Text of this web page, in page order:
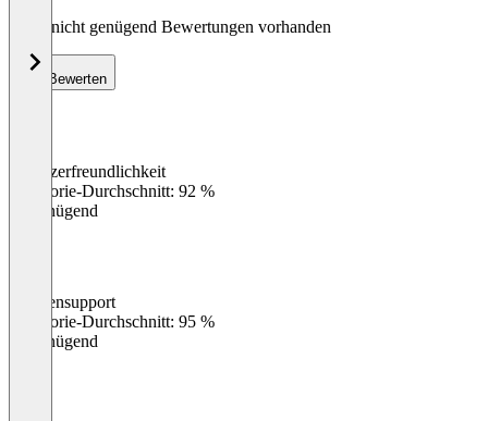
Noch nicht genügend Bewertungen vorhanden
Bewerten
Benutzerfreundlichkeit
Kategorie-Durchschnitt: 92 %
Ungenügend
Kundensupport
Kategorie-Durchschnitt: 95 %
Ungenügend